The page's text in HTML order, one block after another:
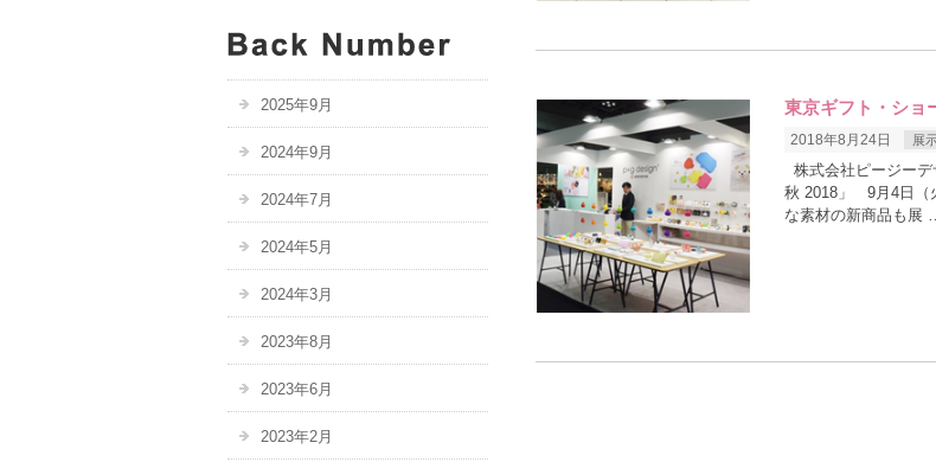
東京ギフト・ショ
2018年8月24日 展
株式会社ピージー
秋 2018」 9月4日（
な素材の新商品も展
2025年9月
2024年9月
2024年7月
2024年5月
2024年3月
2023年8月
2023年6月
2023年2月